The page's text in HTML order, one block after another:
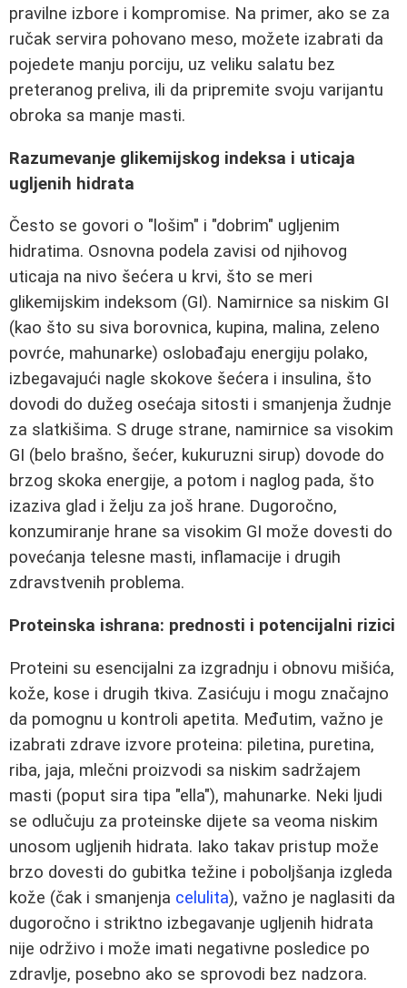
pravilne izbore i kompromise. Na primer, ako se za
ručak servira pohovano meso, možete izabrati da
pojedete manju porciju, uz veliku salatu bez
preteranog preliva, ili da pripremite svoju varijantu
obroka sa manje masti.
Razumevanje glikemijskog indeksa i uticaja
ugljenih hidrata
Često se govori o "lošim" i "dobrim" ugljenim
hidratima. Osnovna podela zavisi od njihovog
uticaja na nivo šećera u krvi, što se meri
glikemijskim indeksom (GI). Namirnice sa niskim GI
(kao što su siva borovnica, kupina, malina, zeleno
povrće, mahunarke) oslobađaju energiju polako,
izbegavajući nagle skokove šećera i insulina, što
dovodi do dužeg osećaja sitosti i smanjenja žudnje
za slatkišima. S druge strane, namirnice sa visokim
GI (belo brašno, šećer, kukuruzni sirup) dovode do
brzog skoka energije, a potom i naglog pada, što
izaziva glad i želju za još hrane. Dugoročno,
konzumiranje hrane sa visokim GI može dovesti do
povećanja telesne masti, inflamacije i drugih
zdravstvenih problema.
Proteinska ishrana: prednosti i potencijalni rizici
Proteini su esencijalni za izgradnju i obnovu mišića,
kože, kose i drugih tkiva. Zasićuju i mogu značajno
da pomognu u kontroli apetita. Međutim, važno je
izabrati zdrave izvore proteina: piletina, puretina,
riba, jaja, mlečni proizvodi sa niskim sadržajem
masti (poput sira tipa "ella"), mahunarke. Neki ljudi
se odlučuju za proteinske dijete sa veoma niskim
unosom ugljenih hidrata. Iako takav pristup može
brzo dovesti do gubitka težine i poboljšanja izgleda
kože (čak i smanjenja celulita), važno je naglasiti da
dugoročno i striktno izbegavanje ugljenih hidrata
nije održivo i može imati negativne posledice po
zdravlje, posebno ako se sprovodi bez nadzora.